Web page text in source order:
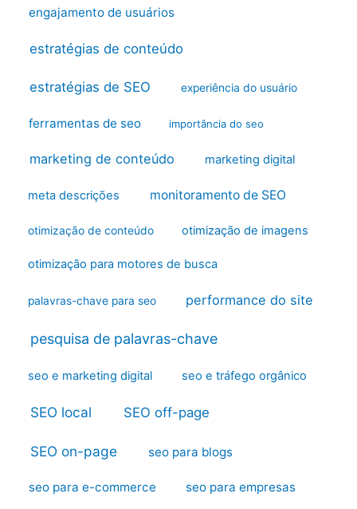
engajamento de usuários
estratégias de conteúdo
estratégias de SEO experiência do usuário
ferramentas de seo importância do seo
marketing de conteúdo marketing digital
meta descrições monitoramento de SEO
otimização de conteúdo otimização de imagens
otimização para motores de busca
palavras-chave para seo performance do site
pesquisa de palavras-chave
seo e marketing digital seo e tráfego orgânico
SEO local SEO off-page
SEO on-page seo para blogs
seo para e-commerce seo para empresas